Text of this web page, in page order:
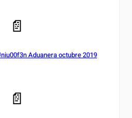
📄
Aduanera octubre 2019
📄